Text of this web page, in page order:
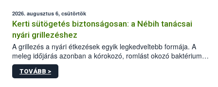
2026. augusztus 6, csütörtök
Kerti sütögetés biztonságosan: a Nébih tanácsai
nyári grillezéshez
A grillezés a nyári étkezések egyik legkedveltebb formája. A
meleg időjárás azonban a kórokozó, romlást okozó baktériumok
gyorsabb szaporodásának is kedvez. A szabadtéri sütögetés
ezért nem csupán a megfelelő sütési technikáról szól: legalább
TOVÁBB >